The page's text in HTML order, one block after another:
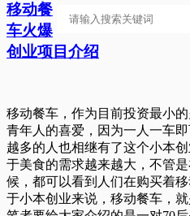
移动餐
车火爆
创业项目介绍
移动餐车，作为目前投资最小
青年人的喜爱，因为一人一车
越多的人也相继有了这个小本
于美食的需求越来越大，不管
候，都可以看到人们在购买着
于小本创业来说，移动餐车，